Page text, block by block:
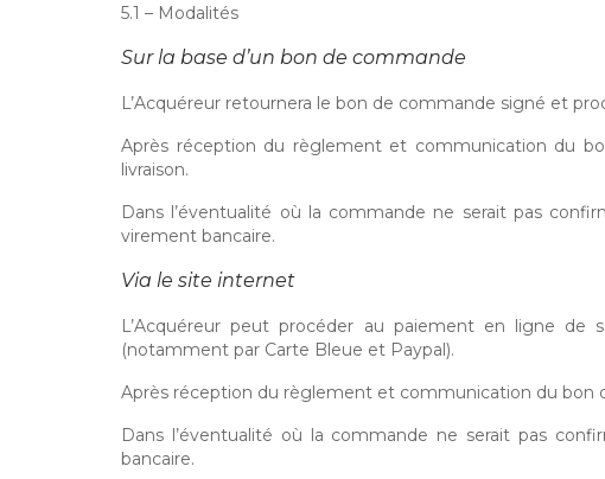
5.1 – Modalités
Sur la base d’un bon de commande
L’Acquéreur retournera le bon de commande signé et
Après réception du règlement et communication du
livraison.
Dans l’éventualité où la commande ne serait pas
virement bancaire.
Via le site internet
L’Acquéreur peut procéder au paiement en ligne
(notamment par Carte Bleue et Paypal).
Après réception du règlement et communication du bon
Dans l’éventualité où la commande ne serait pas
bancaire.